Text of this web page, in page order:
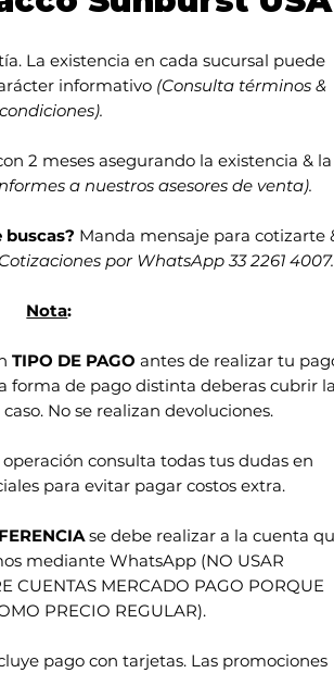
La existencia en cada sucursal puede
informativo (Consulta términos &
2 meses asegurando la existencia & la
a nuestros asesores de venta).
Manda mensaje para cotizarte
por WhatsApp 33 2261 4007.
Nota:
TIPO DE PAGO antes de realizar tu
forma de pago distinta deberas cubrir la
No se realizan devoluciones.
consulta todas tus dudas en
para evitar pagar costos extra.
se debe realizar a la cuenta
mediante WhatsApp (NO USAR
CUENTAS MERCADO PAGO PORQUE
PRECIO REGULAR).
pago con tarjetas. Las promociones